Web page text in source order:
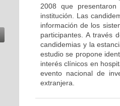
2008 que
institución. Las
información de los
participantes. A través
candidemias y la
estudio se propone
interés clínicos en
evento nacional de
extranjera.